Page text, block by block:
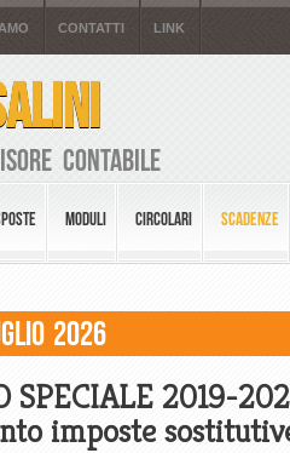
CONTATTI LINK
Contabile
MODULI CIRCOLARI SCADENZE
2026
SPECIALE 2019-
imposte